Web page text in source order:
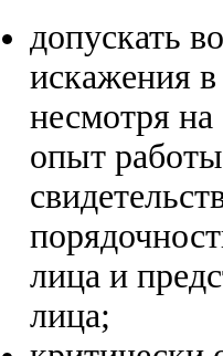
допускать
искажения в
несмотря
опыт
лица и
лица;